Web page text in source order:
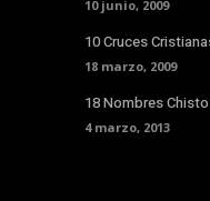
10 junio, 2009
10 Cruces
18 marzo, 2009
18 Nombres
4 marzo, 2013